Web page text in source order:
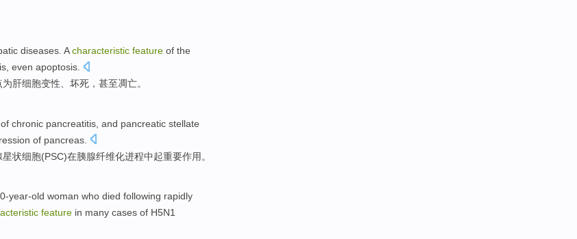
diseases . Acharacteristic feature of the
even apoptosis
为肝细胞变性 坏死 ， 甚至凋亡。
of chronic pancreatitis , and pancreatic stellate
of pancreas
星状细胞(PSC)在胰腺纤维化进程中起重要作用。
year-old woman who died following rapidly
feature in many cases of H5N1